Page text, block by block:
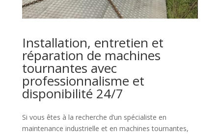
Installation, entretien et
réparation de machines
tournantes avec
professionnalisme et
disponibilité 24/7
Si vous êtes à la recherche d’un spécialiste en
maintenance industrielle et en machines tournantes,